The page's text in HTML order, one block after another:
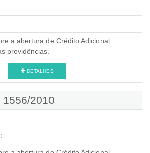
a abertura de Crédito Adicional
providências.
DETALHES
2010